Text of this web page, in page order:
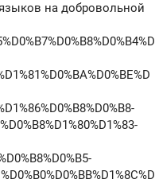
на добровольной